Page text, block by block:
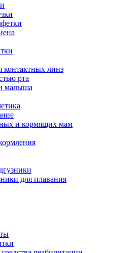
контактных линз
рта
малыша
и кормящих мам
для плавания